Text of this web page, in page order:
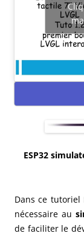
ESP32
Dans ce tutoriel
nécessaire au
de faciliter le